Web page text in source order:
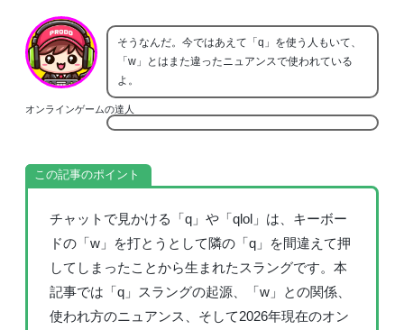
オンラインゲームの達人
そうなんだ。今ではあえて「q」を使う人もいて、
「w」とはまた違ったニュアンスで使われている
よ。
この記事のポイント
チャットで見かける「q」や「qlol」は、キーボー
ドの「w」を打とうとして隣の「q」を間違えて押
してしまったことから生まれたスラングです。本
記事では「q」スラングの起源、「w」との関係、
使われ方のニュアンス、そして2026年現在のオン